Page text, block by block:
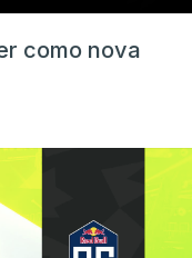
como nova